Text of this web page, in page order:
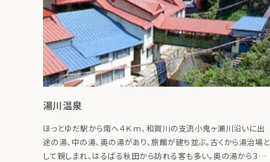
湯川温泉
ほっとゆだ駅から南へ４Ｋｍ、和賀川の支流小鬼ヶ瀬川沿いに出
途の湯、中の湯、奥の湯があり、旅館が建ち並ぶ。古くから湯治場と
して親しまれ、はるばる秋田から訪れる客も多い。奥の湯から３Ｋ